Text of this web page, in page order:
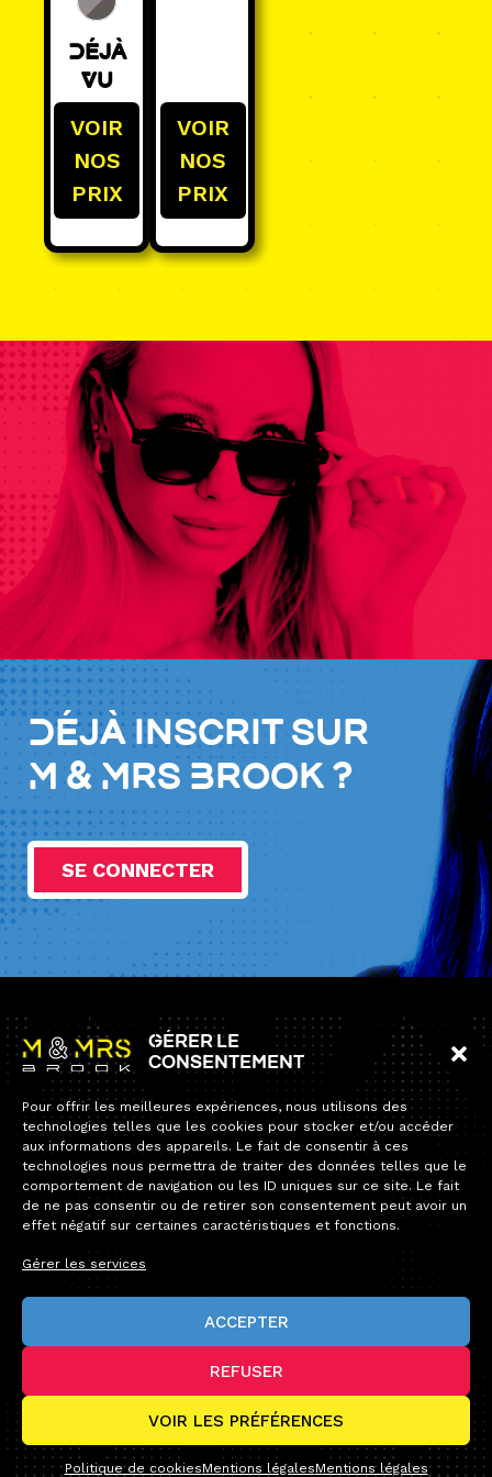
Gérer le
consentement
Pour offrir les meilleures expériences, nous utilisons des
technologies telles que les cookies pour stocker et/ou accéder
aux informations des appareils. Le fait de consentir à ces
technologies nous permettra de traiter des données telles que le
comportement de navigation ou les ID uniques sur ce site. Le fait
de ne pas consentir ou de retirer son consentement peut avoir un
effet négatif sur certaines caractéristiques et fonctions.
Gérer les services
ACCEPTER
REFUSER
VOIR LES PRÉFÉRENCES
Politique de cookiesMentions légalesMentions légales
Déjà
Vu
VOIR
NOS
PRIX
VOIR
NOS
PRIX
Déjà inscrit sur
M & Mrs Brook ?
SE CONNECTER
19 rue de Reims
94700 Maisons-Alfort
Tel:+33 1 34 12 12 60
E-mail :contact@andybrook.fr
Information
Accueil
Collection
Contact
Tous droits réservés
Design by Blacklight.pro
Chers clients,
Notre permanence téléphonique sera fermée du lundi 10 août
au dimanche 23 août inclus.
Durant cette période, toutes vos commandes seront bien prises
d’habitude. Seule la permanence téléphonique sera
Pour toute demande, notre service après-vente reste joignable
par e-mail à :office@andybrook.fr
Nous vous souhaitons à toutes et à tous de très belles
vacances et vous donnons rendez-vous à notre retour, en pleine
forme, pour découvrir toutes nos nouveautés !
Très bel été à tous !